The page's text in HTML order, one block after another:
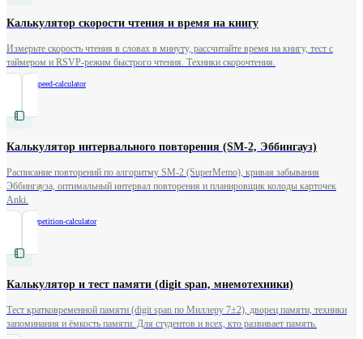
Калькулятор скорости чтения и время на книгу
Измерьте скорость чтения в словах в минуту, рассчитайте время на книгу, тест с
таймером и RSVP-режим быстрого чтения. Техники скорочтения.
reading-speed-calculator
Калькулятор интервального повторения (SM-2, Эббингауз)
Расписание повторений по алгоритму SM-2 (SuperMemo), кривая забывания
Эббингауза, оптимальный интервал повторения и планировщик колоды карточек
Anki.
spaced-repetition-calculator
Калькулятор и тест памяти (digit span, мнемотехники)
Тест кратковременной памяти (digit span по Миллеру 7±2), дворец памяти, техники
запоминания и ёмкость памяти. Для студентов и всех, кто развивает память.